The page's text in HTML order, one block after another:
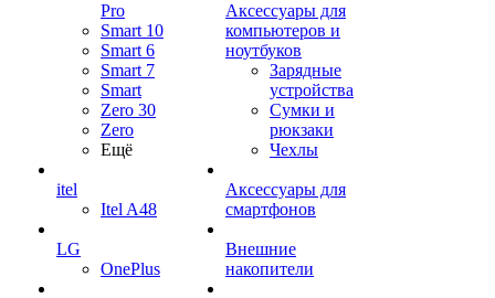
Pro
Smart 10
Smart 6
Smart 7
Smart
Zero 30
Zero
Ещё
itel
Itel A48
LG
OnePlus
Аксессуары для
компьютеров и
ноутбуков
Зарядные
устройства
Сумки и
рюкзаки
Чехлы
Аксессуары для
смартфонов
Внешние
накопители